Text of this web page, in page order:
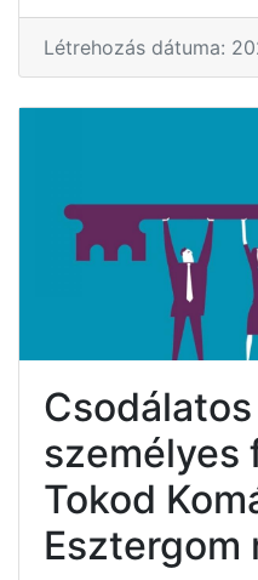
Létrehozás dátuma:
személyes
Tokod
Esztergom